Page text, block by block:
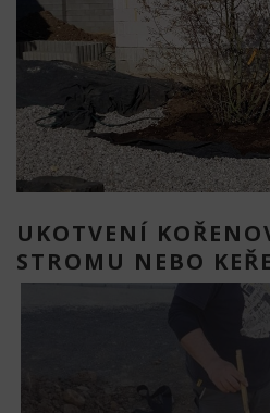
UKOTVENÍ
STROMU NEBO KEŘE